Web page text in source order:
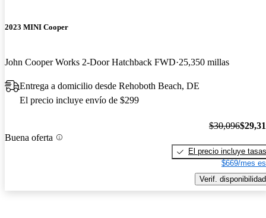
2023 MINI Cooper
John Cooper Works 2-Door Hatchback FWD 25,350 millas
Entrega a domicilio desde Rehoboth Beach, DE
El precio incluye envío de $299
Buena oferta
$30,096
El precio incluye tasas
$669/mes
Verif. disponibilidad